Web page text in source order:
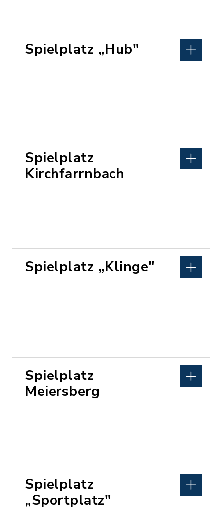
Spielplatz „Hub"
Spielplatz
Kirchfarrnbach
Spielplatz „Klinge"
Spielplatz
Meiersberg
Spielplatz
„Sportplatz"